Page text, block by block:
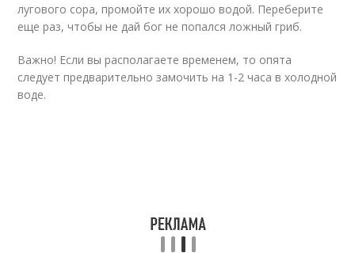
лугового сора, промойте их хорошо водой. Переберите
еще раз, чтобы не дай бог не попался ложный гриб.
Важно! Если вы располагаете временем, то опята
следует предварительно замочить на 1-2 часа в холодной
воде.